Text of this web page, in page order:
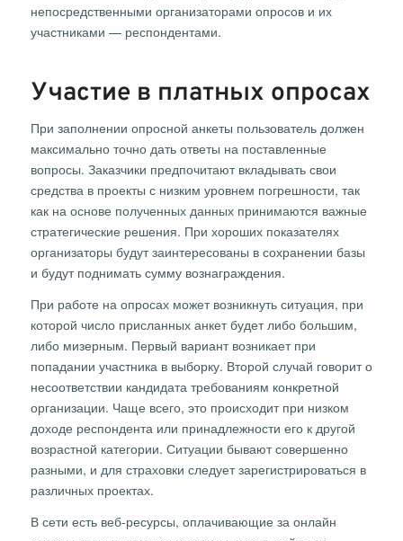
непосредственными организаторами опросов и их
участниками — респондентами.
Участие в платных опросах
При заполнении опросной анкеты пользователь должен
максимально точно дать ответы на поставленные
вопросы. Заказчики предпочитают вкладывать свои
средства в проекты с низким уровнем погрешности, так
как на основе полученных данных принимаются важные
стратегические решения. При хороших показателях
организаторы будут заинтересованы в сохранении базы
и будут поднимать сумму вознаграждения.
При работе на опросах может возникнуть ситуация, при
которой число присланных анкет будет либо большим,
либо мизерным. Первый вариант возникает при
попадании участника в выборку. Второй случай говорит о
несоответствии кандидата требованиям конкретной
организации. Чаще всего, это происходит при низком
доходе респондента или принадлежности его к другой
возрастной категории. Ситуации бывают совершенно
разными, и для страховки следует зарегистрироваться в
различных проектах.
В сети есть веб-ресурсы, оплачивающие за онлайн